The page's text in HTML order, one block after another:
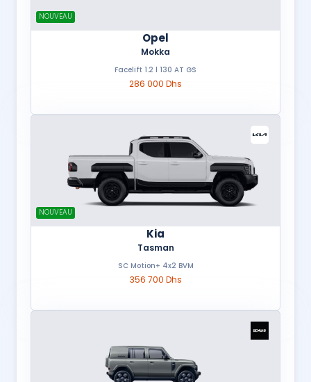
NOUVEAU
Opel
Mokka
Facelift 1.2 l 130 AT GS
286 000 Dhs
NOUVEAU
Kia
Tasman
SC Motion+ 4x2 BVM
356 700 Dhs